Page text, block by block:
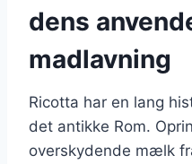
dens
madlavning
Ricotta har en lang
det antikke Rom.
overskydende mælk